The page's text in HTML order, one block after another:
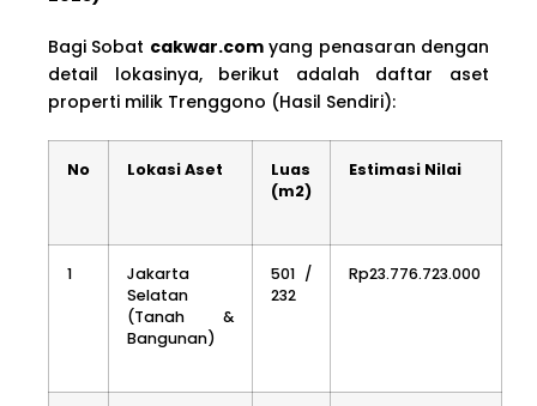
Bagi Sobat cakwar.comyang penasaran dengan
detail lokasinya, berikut adalah daftar aset
properti milik Trenggono (Hasil Sendiri):
No Lokasi Aset
Luas
(m2)
Estimasi Nilai
1
Jakarta
Selatan
(Tanah &
Bangunan)
501 /
232
Rp23.776.723.000